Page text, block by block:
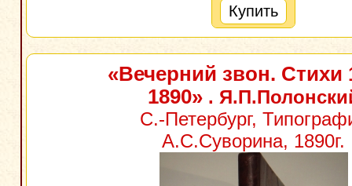
Купить
«Вечерний звон. Стихи
1890».
С.-Петербург,
А.С.Суворина, 1890г.